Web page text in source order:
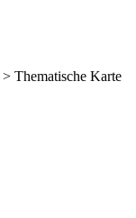
> Thematische Karte